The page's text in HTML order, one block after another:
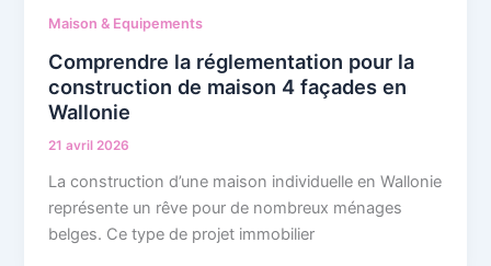
Maison & Equipements
Comprendre la réglementation pour la
construction de maison 4 façades en
Wallonie
21 avril 2026
La construction d’une maison individuelle en Wallonie
représente un rêve pour de nombreux ménages
belges. Ce type de projet immobilier